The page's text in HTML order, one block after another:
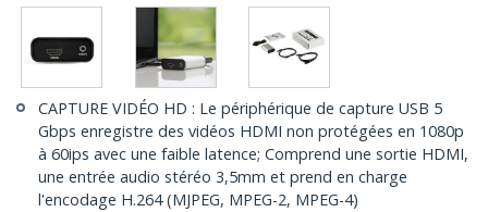
CAPTURE VIDÉO HD : Le périphérique de capture USB 5
Gbps enregistre des vidéos HDMI non protégées en 1080p
à 60ips avec une faible latence; Comprend une sortie HDMI,
une entrée audio stéréo 3,5mm et prend en charge
l'encodage H.264 (MJPEG, MPEG-2, MPEG-4)